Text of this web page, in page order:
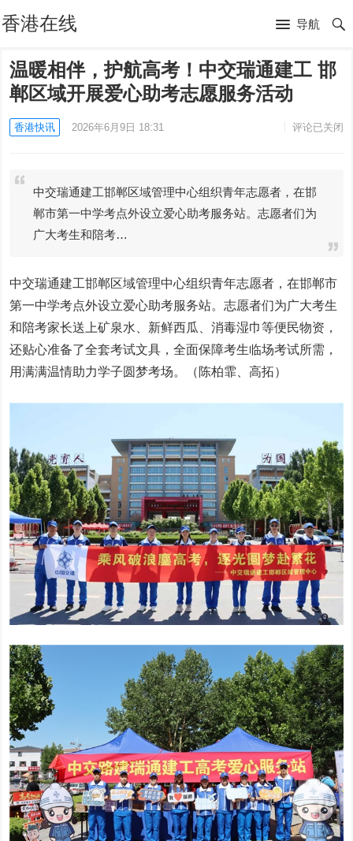
香港在线 导航
温暖相伴，护航高考！中交瑞通建工 邯
郸区域开展爱心助考志愿服务活动
香港快讯 2026年6月9日 18:31 评论已关闭
中交瑞通建工邯郸区域管理中心组织青年志愿者，在邯
郸市第一中学考点外设立爱心助考服务站。志愿者们为
广大考生和陪考…
中交瑞通建工邯郸区域管理中心组织青年志愿者，在邯郸市
第一中学考点外设立爱心助考服务站。志愿者们为广大考生
和陪考家长送上矿泉水、新鲜西瓜、消毒湿巾等便民物资，
还贴心准备了全套考试文具，全面保障考生临场考试所需，
用满满温情助力学子圆梦考场。（陈柏霏、高拓）